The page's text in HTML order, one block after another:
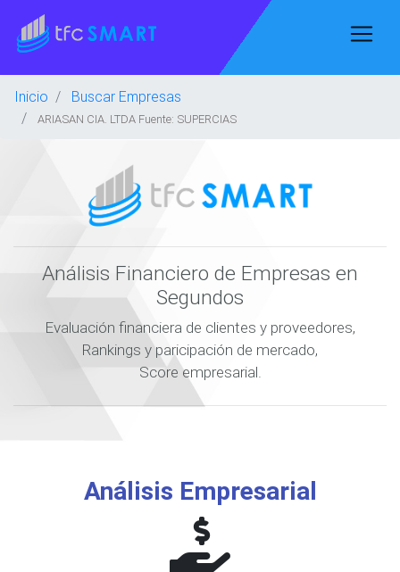
Inicio Buscar Empresas
ARIASAN CIA. LTDA Fuente: SUPERCIAS
Análisis Financiero de Empresas en
Segundos
Evaluación financiera de clientes y proveedores,
Rankings y paricipación de mercado,
Score empresarial.
Análisis Empresarial